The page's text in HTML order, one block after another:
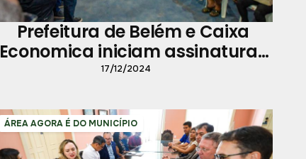
Prefeitura de Belém e Caixa
Economica iniciam assinaturas
dos contratos do Viver Outeiro
17/12/2024
ÁREA AGORA É DO MUNICÍPIO